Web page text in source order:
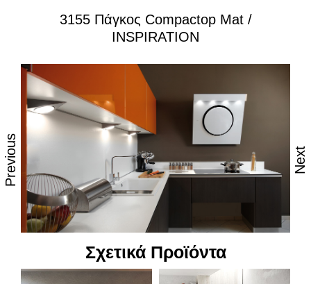
Ειδικές επεξεργασίες:
– Άνοιγμα νεροχύτη & μπαταρίας
Αναβαθμισμένες Ιδιότητες:
Σύγχρονη αισθητική, λεπτή εμφάνιση
Στιβαροί και ανθεκτικοί στη καθημερινή φθορά από
τριβή, κρούση & χάραξη
Ανθεκτικοί στη θερμοκρασία, 100% στην υγρασία &
το νερό
Επιφάνεια χωρίς πόρους, απόλυτα υγιεινή &
κατάλληλη για τρόφιμα
Ανθεκτικοί στους λεκέδες
Δυνατότητα εύκολου καθημερινού καθαρισμού με
3155 Πάγκος Compactop Mat /
INSPIRATION
Previous Next
Σχετικά Προϊόντα